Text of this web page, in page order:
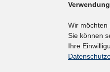
Berufsforschung
Institutsleitung
Befragungen
Projekte
Wir möchten
Sie können
Ihre